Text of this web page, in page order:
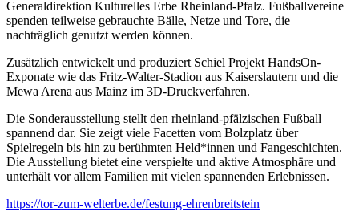
Generaldirektion Kulturelles Erbe Rheinland-Pfalz. Fußballvereine
spenden teilweise gebrauchte Bälle, Netze und Tore, die
nachträglich genutzt werden können.
Zusätzlich entwickelt und produziert Schiel Projekt HandsOn-
Exponate wie das Fritz-Walter-Stadion aus Kaiserslautern und die
Mewa Arena aus Mainz im 3D-Druckverfahren.
Die Sonderausstellung stellt den rheinland-pfälzischen Fußball
spannend dar. Sie zeigt viele Facetten vom Bolzplatz über
Spielregeln bis hin zu berühmten Held*innen und Fangeschichten.
Die Ausstellung bietet eine verspielte und aktive Atmosphäre und
unterhält vor allem Familien mit vielen spannenden Erlebnissen.
https://tor-zum-welterbe.de/festung-ehrenbreitstein